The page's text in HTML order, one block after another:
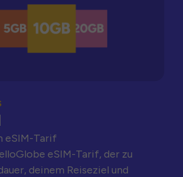
eSIM-Tarif
eSIM-Tarif, der zu
deinem Reiseziel und